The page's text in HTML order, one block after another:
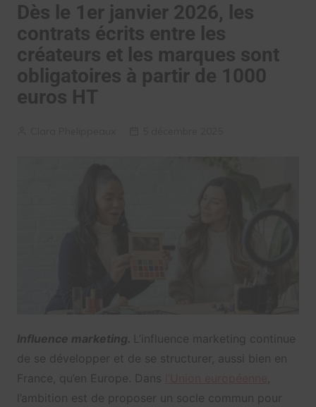
Dès le 1er janvier 2026, les
contrats écrits entre les
créateurs et les marques sont
obligatoires à partir de 1000
euros HT
Influence marketing. L’influence marketing continue
de se développer et de se structurer, aussi bien en
France, qu’en Europe. Dans
,
l’ambition est de proposer un socle commun pour